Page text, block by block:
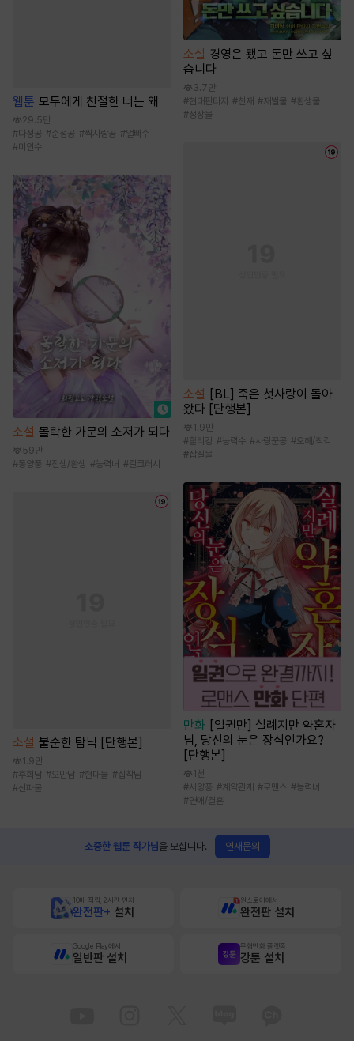
웹툰 모두에게 친절한 너는 왜
29.5만
#다정공 #순정공 #짝사랑공 #얼빠수
#미인수
소설 몰락한 가문의 소저가 되다
59만
#동양풍 #전생/환생 #능력녀 #걸크러시
소설 불순한 탐닉 [단행본]
1.9만
#후회남 #오만남 #현대물 #집착남
#신파물
소설 경영은 됐고 돈만 쓰고 싶
습니다
3.7만
#현대판타지 #천재 #재벌물 #환생물
#성장물
소설 [BL] 죽은 첫사랑이 돌아
왔다 [단행본]
1.9만
#할리킹 #능력수 #사랑꾼공 #오해/착각
#삽질물
만화 [일권만] 실례지만 약혼자
님, 당신의 눈은 장식인가요?
[단행본]
1천
#서양풍 #계약관계 #로맨스 #능력녀
#연애/결혼
소중한 웹툰 작가님을 모십니다. 연재문의
10배 적립, 2시간 먼저
완전판+ 설치
원스토어에서
완전판 설치
Google Play에서
일반판 설치
무협만화 플랫폼
강툰 설치